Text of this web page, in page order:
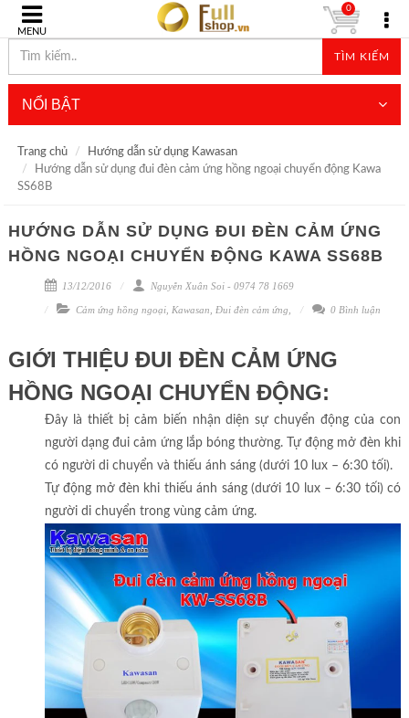
MENU
TÌM KIẾM
0
NỔI BẬT
Trang chủ
Hướng dẫn sử dụng Kawasan
Hướng dẫn sử dụng đui đèn cảm ứng hồng ngoại chuyển động Kawa
SS68B
HƯỚNG DẪN SỬ DỤNG ĐUI ĐÈN CẢM ỨNG
HỒNG NGOẠI CHUYỂN ĐỘNG KAWA SS68B
13/12/2016 Nguyễn Xuân Soi - 0974 78 1669
Cảm ứng hồng ngoại, Kawasan Đui đèn cảm ứng 0 Bình luận
GIỚI THIỆU ĐUI ĐÈN CẢM ỨNG
HỒNG NGOẠI CHUYỂN ĐỘNG:
Đây là thiết bị cảm biến nhận diện sự chuyển động của con
người dạng đui cảm ứng lắp bóng thường. Tự động mở đèn khi
có người di chuyển và thiếu ánh sáng (dưới 10 lux – 6:30 tối).
Tự động mở đèn khi thiếu ánh sáng (dưới 10 lux – 6:30 tối) có
người di chuyển trong vùng cảm ứng.